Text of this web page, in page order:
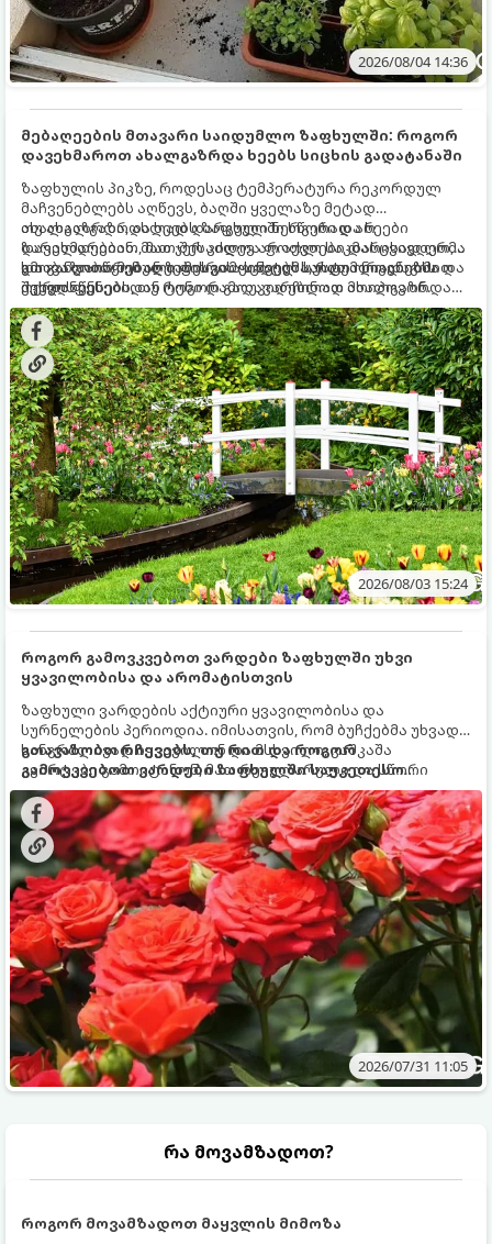
2026/08/04 14:36
მებაღეების მთავარი საიდუმლო ზაფხულში: როგორ
დავეხმაროთ ახალგაზრდა ხეებს სიცხის გადატანაში
ზაფხულის პიკზე, როდესაც ტემპერატურა რეკორდულ
მაჩვენებლებს აღწევს, ბაღში ყველაზე მეტად
ახალგაზრდა, ახლად დარგული ნერგები და ხეები
ზარალდებიან. მათ ჯერ კიდევ არ აქვთ საკმარისად ღრმა
და განვითარებული ფესვთა სისტემა, რათა ნიადაგის
ქვედა ფენებიდან ტენი დამოუკიდებლად მოიპოვონ.
თუ ახალგაზრდა ხეებს ზაფხულში სწორად არ
დავეხმარებით, მათ შესაძლოა ფოთლები დასცვივდეთ,
ხმობა დაიწყონ ან ზამთრის ყინვებს სუსტი ორგანიზმით
შეხვდნენ.
გთავაზობთ მებაღეების გამოცდილ საიდუმლოებებსა და
ოქროს წესებს, თუ როგორ გადავარჩინოთ ახალგაზრდა
ხეები ზაფხულის სიცხეში:
2026/08/03 15:24
როგორ გამოვკვებოთ ვარდები ზაფხულში უხვი
ყვავილობისა და არომატისთვის
ზაფხული ვარდების აქტიური ყვავილობისა და
სურნელების პერიოდია. იმისათვის, რომ ბუჩქებმა უხვად,
ხანგრძლივად იყვავილონ და მსხვილი, კაშკაშა
კვირტები გამოიტანონ, მათ რეგულარული და სწორი
გამოკვება სჭირდებათ. ზაფხულის პერიოდში მცენარის
მოთხოვნილებები იცვლება, ამიტომ მნიშვნელოვანია
ვიცოდეთ, რომელი სასუქები გამოიყენება ამ დროს.
გთავაზობთ რჩევებს, თუ რით და როგორ
გამოვკვებოთ ვარდები ზაფხულში საუკეთესო
შედეგის მისაღწევად:
2026/07/31 11:05
რა მოვამზადოთ?
როგორ მოვამზადოთ მაყვლის მიმოზა